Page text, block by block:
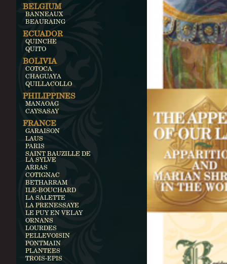
BELGIUM
BANNEAUX
BEAURAING
ECUADOR
QUINCHE
QUITO
BOLIVIA
COTOCA
CHAGUAYA
QUILLACOLLO
PHILIPPINES
MANAOAG
CAYSASAY
FRANCE
GARAISON
LAUS
PARIS
SAINT BAUZILLE DE
LA SYLVE
ARRAS
COTIGNAC
BETHARRAM
ILE-BOUCHARD
LA SALETTE
LA PRENESSAYE
LE PUY EN VELAY
ORNANS
LOURDES
PELLEVOISIN
PONTMAIN
PLANTEES
TROIS-EPIS